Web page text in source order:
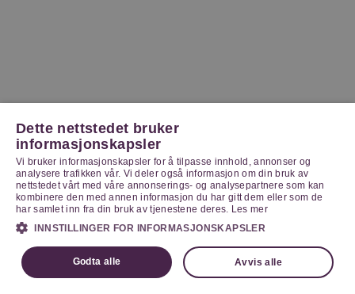
Dette nettstedet bruker
informasjonskapsler
Vi bruker informasjonskapsler for å tilpasse innhold, annonser og
analysere trafikken vår. Vi deler også informasjon om din bruk av
nettstedet vårt med våre annonserings- og analysepartnere som kan
kombinere den med annen informasjon du har gitt dem eller som de
har samlet inn fra din bruk av tjenestene deres. Les mer
INNSTILLINGER FOR INFORMASJONSKAPSLER
Godta alle Avvis alle